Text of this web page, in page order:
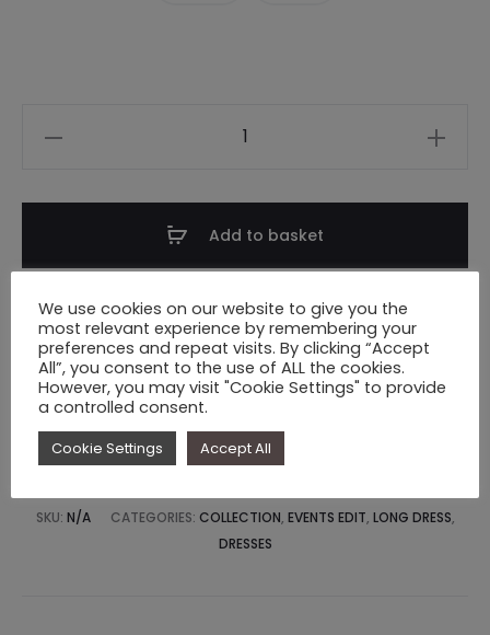
Add to basket
Add to wishlist
SKU: N/A CATEGORIES: COLLECTION, EVENTS EDIT, LONG DRESS,
DRESSES
We use cookies on our website to give you the
most relevant experience by remembering your
preferences and repeat visits. By clicking “Accept
All”, you consent to the use of ALL the cookies.
However, you may visit "Cookie Settings" to provide
a controlled consent.
Cookie Settings Accept All